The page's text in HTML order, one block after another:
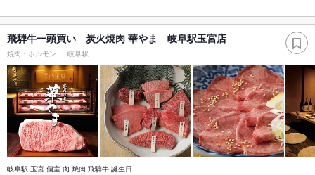
飛騨牛一頭買い 炭火焼肉 華やま 岐阜駅玉宮店
焼肉・ホルモン 岐阜駅
岐阜駅 玉宮 個室 肉 焼肉 飛騨牛 誕生日